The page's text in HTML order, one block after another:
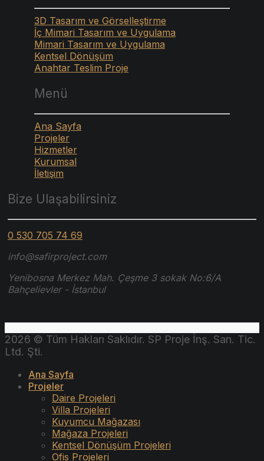
3D Tasarım ve Görselleştirme
İç Mimari Tasarım ve Uygulama
Mimari Tasarım ve Uygulama
Kentsel Dönüşüm
Anahtar Teslim Proje
Menü
Ana Sayfa
Projeler
Hizmetler
Kurumsal
İletişim
Bize Ulaşabilirsiniz
0 530 705 74 69
info@safirproject.com
Yenibosna Merkez Mah. Çeşme 3 sokak No:6/A
Bahçelievler - İstanbul
2026 © Tüm Hakları Saklıdır. SP Proje İnş. San. Tic.
Ltd. Şti.
Ana Sayfa
Projeler
Daire Projeleri
Villa Projeleri
Kuyumcu Mağazası
Mağaza Projeleri
Kentsel Dönüşüm Projeleri
Ofis Projeleri